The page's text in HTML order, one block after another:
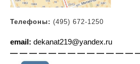
Телефоны: (495) 672-1250
email: dekanat219@yandex.ru
— — — — — — — — — — — — —